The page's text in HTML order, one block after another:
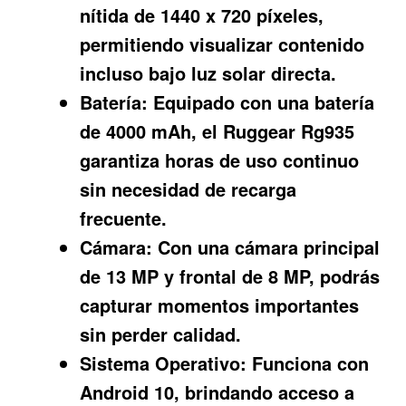
nítida de 1440 x 720 píxeles,
permitiendo visualizar contenido
incluso bajo luz solar directa.
Batería: Equipado con una batería
de 4000 mAh, el Ruggear Rg935
garantiza horas de uso continuo
sin necesidad de recarga
frecuente.
Cámara: Con una cámara principal
de 13 MP y frontal de 8 MP, podrás
capturar momentos importantes
sin perder calidad.
Sistema Operativo: Funciona con
Android 10, brindando acceso a